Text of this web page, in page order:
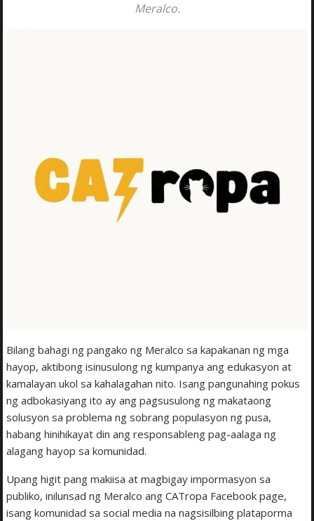
Meralco.
Bilang bahagi ng pangako ng Meralco sa kapakanan ng mga
hayop, aktibong isinusulong ng kumpanya ang edukasyon at
kamalayan ukol sa kahalagahan nito. Isang pangunahing pokus
ng adbokasiyang ito ay ang pagsusulong ng makataong
solusyon sa problema ng sobrang populasyon ng pusa,
habang hinihikayat din ang responsableng pag-aalaga ng
alagang hayop sa komunidad.
Upang higit pang makiisa at magbigay impormasyon sa
publiko, inilunsad ng Meralco ang CATropa Facebook page,
isang komunidad sa social media na nagsisilbing plataporma